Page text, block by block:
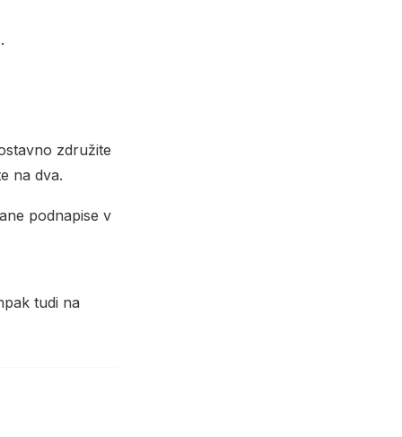
združite
na dva.
podnapise v
tudi na